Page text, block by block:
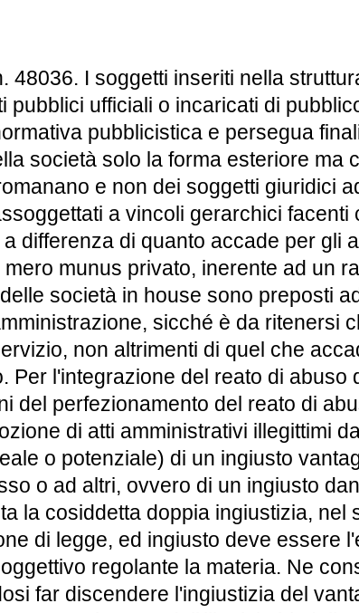
I soggetti inseriti nella
ufficiali o incaricati di
pubblicistica e persegua
società solo la forma esteriore ma
e non dei soggetti giuridici
a vincoli gerarchici facenti
differenza di quanto accade per gli
munus privato, inerente ad un
società in house sono preposti
sicché è da ritenersi
non altrimenti di quel che
l'integrazione del reato di abuso
del perfezionamento del reato di
di atti amministrativi illegittimi
o potenziale) di un ingiusto
o ad altri, ovvero di un ingiusto
la cosiddetta doppia ingiustizia, nel
di legge, ed ingiusto deve essere
regolante la materia. Ne
far discendere l'ingiustizia del